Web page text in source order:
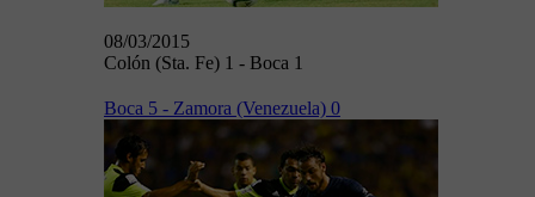
08/03/2015
Colón (Sta. Fe) 1 - Boca 1
Boca 5 - Zamora (Venezuela) 0